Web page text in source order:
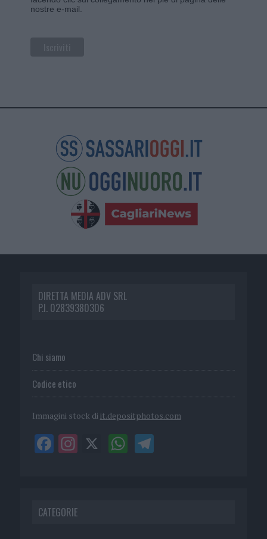
nostre e-mail.
DIRETTA MEDIA ADV SRL
P.I. 02839380306
Chi siamo
Codice etico
Immagini stock di it.depositphotos.com
CATEGORIE